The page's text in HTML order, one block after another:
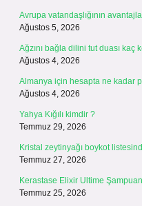
Avrupa vatandaşlığının
Ağustos 5, 2026
Ağzını bağla dilini tut duası kaç
Ağustos 4, 2026
Almanya için hesapta ne kadar
Ağustos 4, 2026
Yahya Kığılı kimdir ?
Temmuz 29, 2026
Kristal zeytinyağı boykot
Temmuz 27, 2026
Kerastase Elixir Ultime
Temmuz 25, 2026